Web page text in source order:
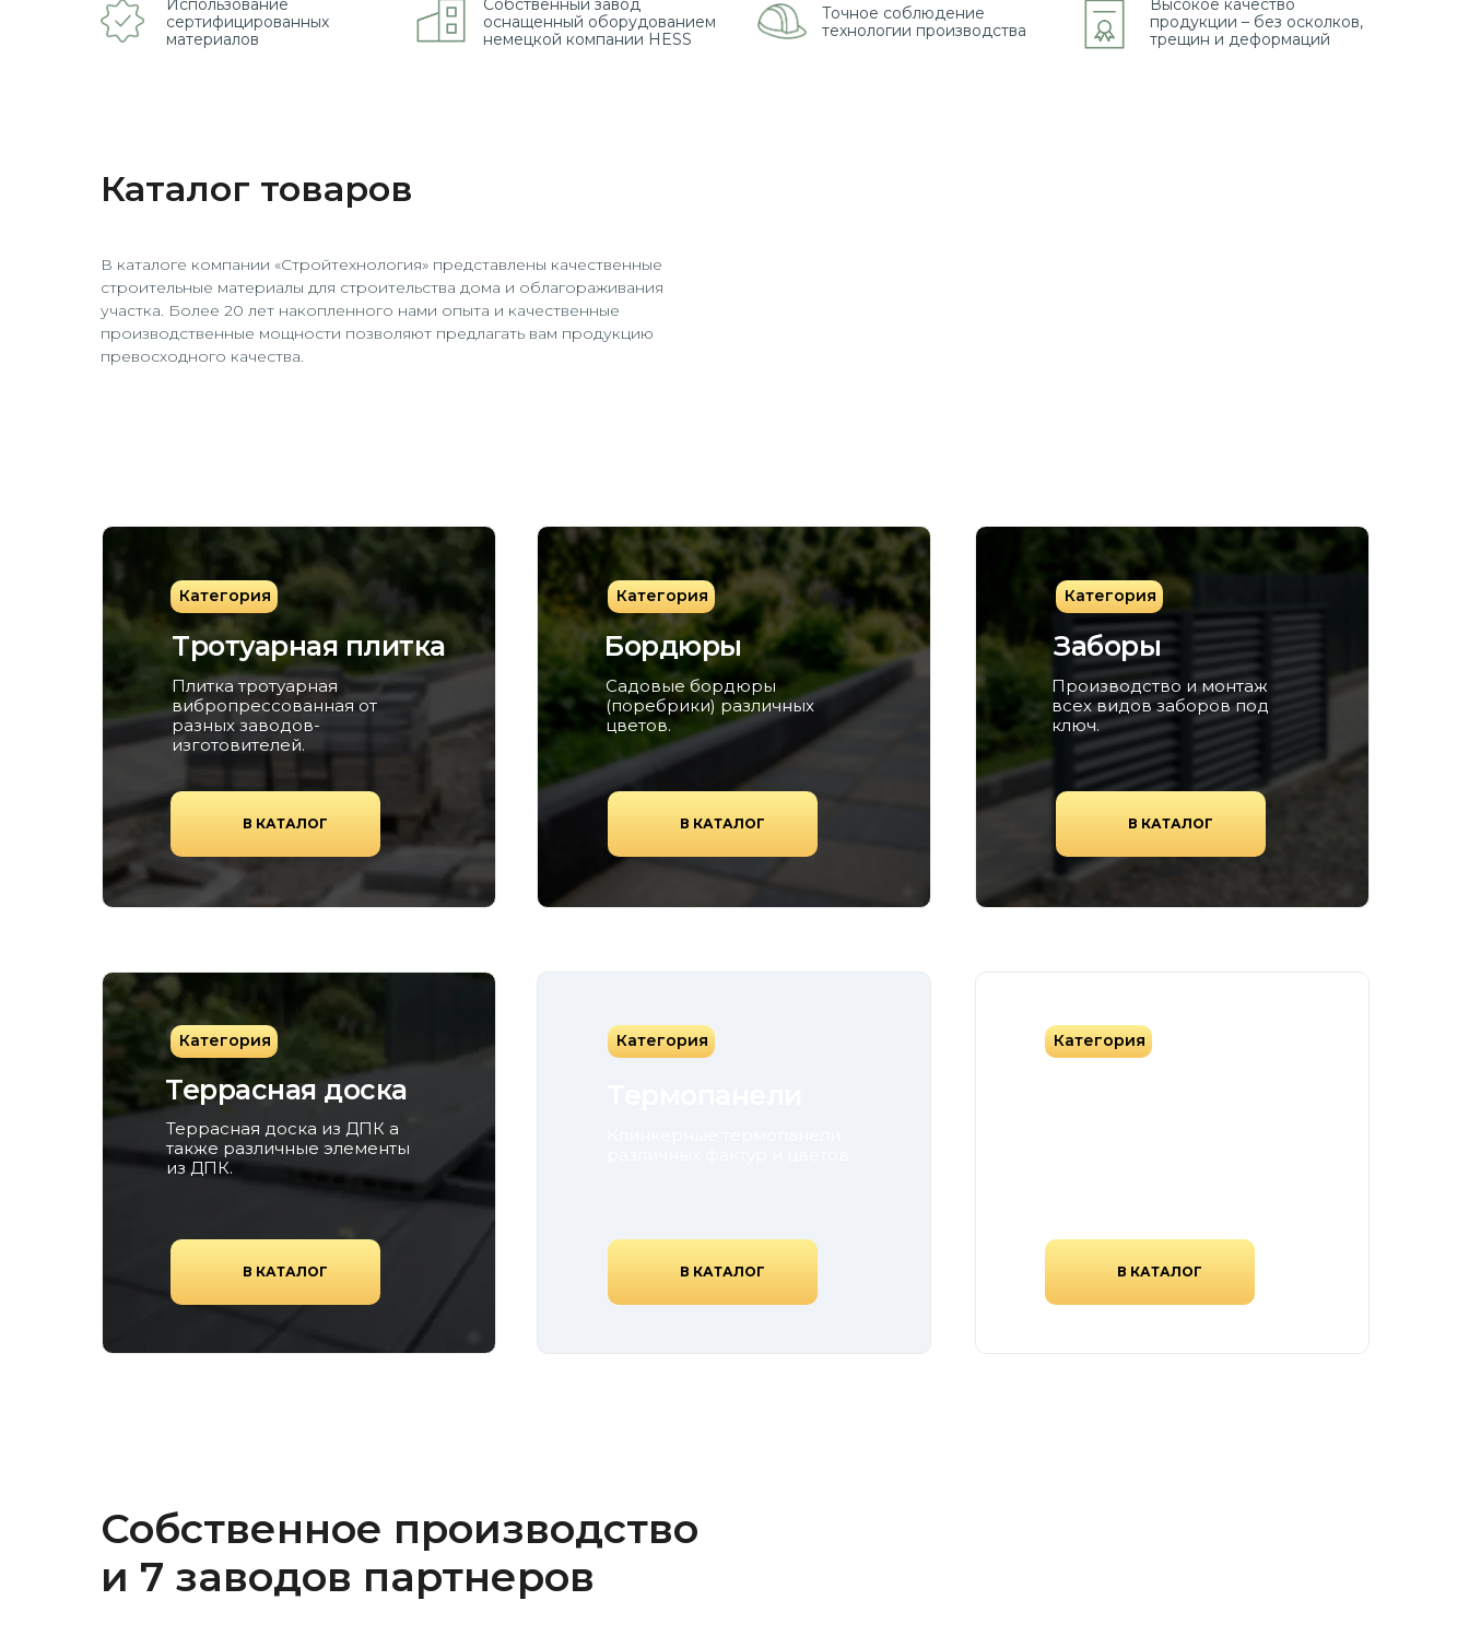
Использование
сертифицированных
материалов
Точное соблюдение
технологии производства
Собственный завод
оснащенный оборудованием
немецкой компании HESS
Высокое качество
продукции – без осколков,
трещин и деформаций
Каталог товаров
В каталоге компании «Стройтехнология» представлены качественные
строительные материалы для строительства дома и облагораживания
участка. Более 20 лет накопленного нами опыта и качественные
производственные мощности позволяют предлагать вам продукцию
превосходного качества.
Заборы
Бордюры
Тротуарная плитка
Категория Категория Категория
Категория
Террасная доска
Террасная доска из ДПК а
также различные элементы
из ДПК.
Производство и монтаж
всех видов заборов под
ключ.
Плитка тротуарная
вибропрессованная от
разных заводов-
изготовителей.
Садовые бордюры
(поребрики) различных
цветов.
В КАТАЛОГ
В КАТАЛОГ В КАТАЛОГ В КАТАЛОГ
В КАТАЛОГ В КАТАЛОГ
Категория Категория
Собственное производство
и 7 заводов партнеров